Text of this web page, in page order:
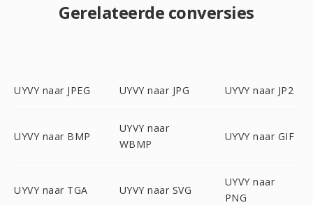
Gerelateerde conversies
UYVY naar JPEG UYVY naar JPG UYVY naar JP2
UYVY naar BMP
UYVY naar
WBMP
UYVY naar GIF
UYVY naar TGA UYVY naar SVG
UYVY naar
PNG